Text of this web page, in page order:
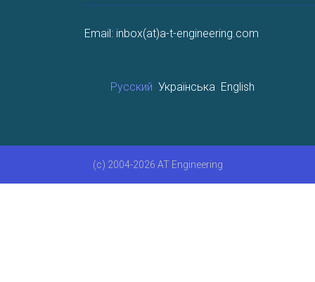
Email: inbox(at)a-t-engineering.com
Русский Українська English
(c) 2004-2026 AT Engineering